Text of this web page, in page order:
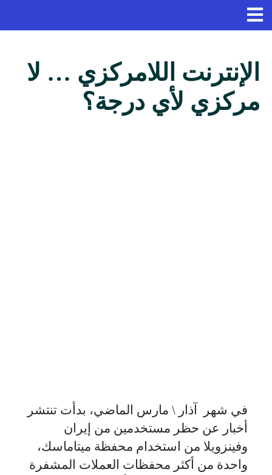
الإنترنت اللامركزي … لا
مركزي لأي درجة؟
في شهر آذار \ مارس الماضي، بدأت تنتشر
أخبار عن حظر مستخدمين من إيران
وفينزويلا من استخدام محفظة ميتاماسك،
واحدة من أكثر محفظات العملات المشفرة